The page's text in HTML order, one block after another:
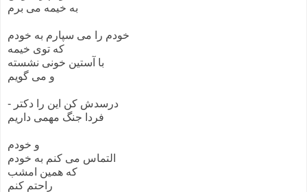
به خیمه می برم
خودم را می سپارم به خودم
که توی خیمه
با آستین خونی نشسته
- درسدش کن این را دکتر
فردا جنگ مهمی داریم
و خودم
التماس می کنم به خودم
که همین امشب
راحتم کنم